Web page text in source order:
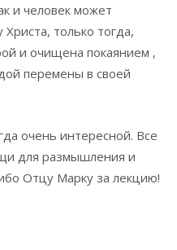
и человек может
только тогда,
и очищена покаянием ,
перемены в своей
очень интересной. Все
для размышления и
Отцу Марку за лекцию!